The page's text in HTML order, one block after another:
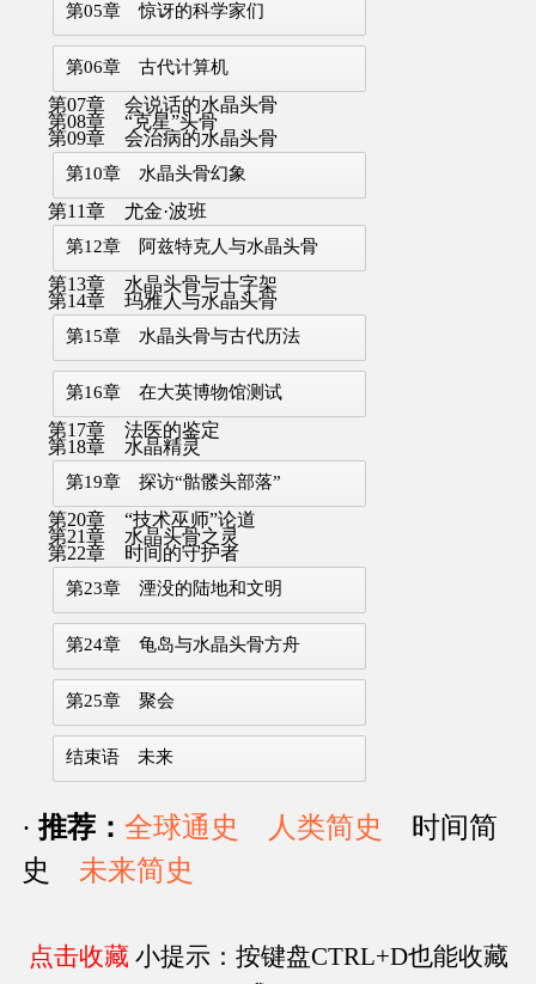
第05章 惊讶的科学家们
第06章 古代计算机
第07章 会说话的水晶头骨
第08章 “克星”头骨
第09章 会治病的水晶头骨
第10章 水晶头骨幻象
第11章 尤金·波班
第12章 阿兹特克人与水晶头骨
第13章 水晶头骨与十字架
第14章 玛雅人与水晶头骨
第15章 水晶头骨与古代历法
第16章 在大英博物馆测试
第17章 法医的鉴定
第18章 水晶精灵
第19章 探访“骷髅头部落”
第20章 “技术巫师”论道
第21章 水晶头骨之灵
第22章 时间的守护者
第23章 湮没的陆地和文明
第24章 龟岛与水晶头骨方舟
第25章 聚会
结束语 未来
· 推荐： 全球通史 人类简史
时间简
史 未来简史
点击收藏 小提示：按键盘CTRL+D也能收藏